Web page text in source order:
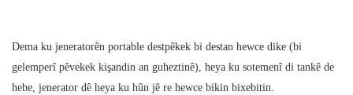
Dema ku jeneratorên portable destpêkek bi destan hewce dike (bi
gelemperî pêvekek kişandin an guheztinê), heya ku sotemenî di tankê de
hebe, jenerator dê heya ku hûn jê re hewce bikin bixebitin.